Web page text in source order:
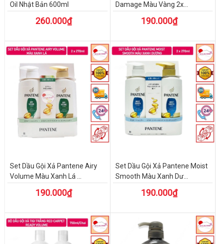
Oil Nhật Bản 600ml
260.000₫
Damage Màu Vàng 2x...
190.000₫
Set Dầu Gội Xả Pantene Airy
Volume Màu Xanh Lá ...
190.000₫
Set Dầu Gội Xả Pantene Moist
Smooth Màu Xanh Dư...
190.000₫